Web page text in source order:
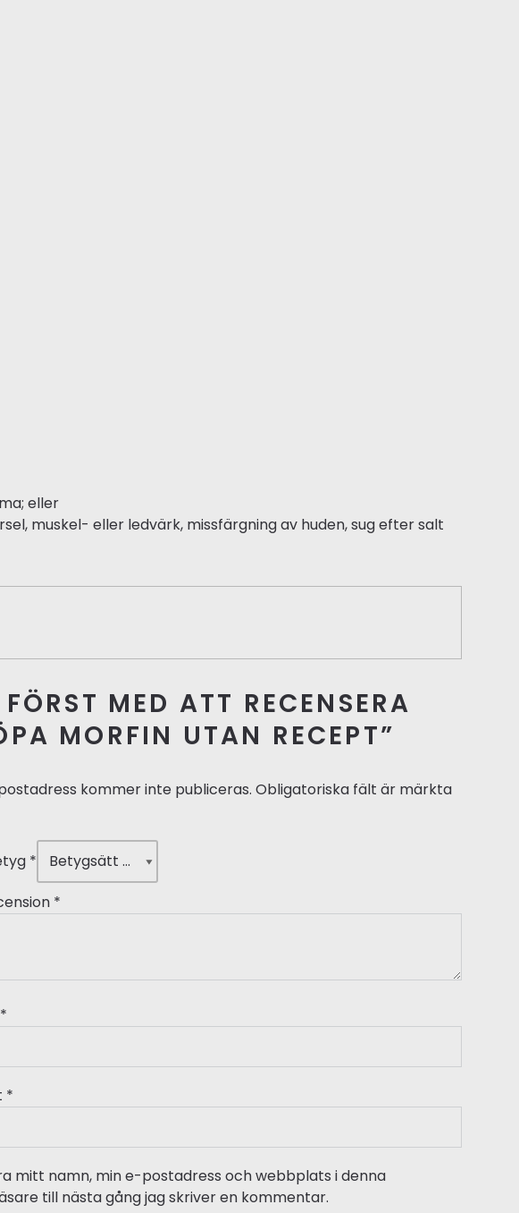
eller
muskel- eller ledvärk, missfärgning av huden, sug efter salt
MED ATT RECENSERA
MORFIN UTAN RECEPT”
kommer inte publiceras. Obligatoriska fält är märkta
*
*
*
*
mitt namn, min e-postadress och webbplats i denna
till nästa gång jag skriver en kommentar.